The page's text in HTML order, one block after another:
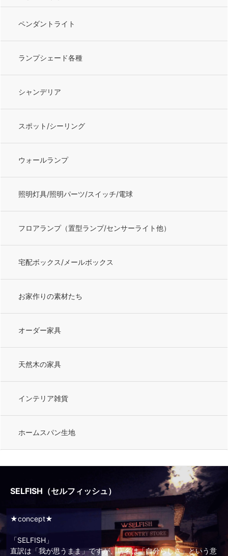
ペンダントライト
ランプシェード各種
シャンデリア
スポット/シーリング
ウォールランプ
照明灯具/照明パーツ/スイッチ/電球
フロアランプ（置型ランプ/センサーライト他）
宅配ボックス/メールボックス
お家作りの素材たち
オーダー家具
天然木の家具
インテリア雑貨
ホームスパン生地
SELFISH（セルフィッシュ）
★concept★
「SELFISH」
直訳は「我が思うまま」ですが、店名は「自分らしさ」という意